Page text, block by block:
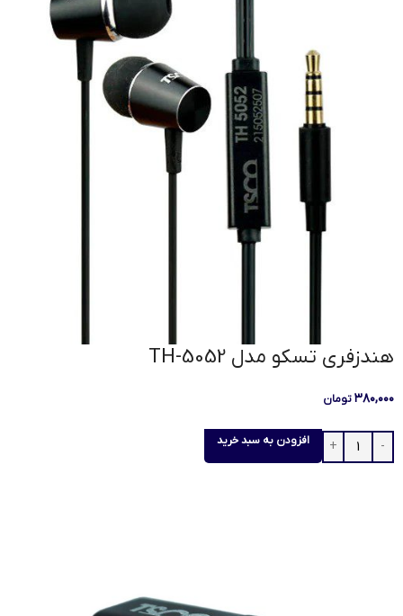
هندزفری تسکو مدل TH-5052
۳۸۰,۰۰۰تومان
افزودن به سبد خرید